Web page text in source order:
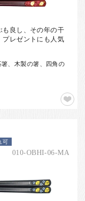
も良し、その年の干
プレゼントにも人気
、木製の箸、四角の
可
010-OBHI-06-MA